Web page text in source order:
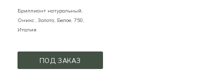
Бриллиант натуральный,
Оникс, Золото, Белое, 750,
Италия
ПОД ЗАКАЗ